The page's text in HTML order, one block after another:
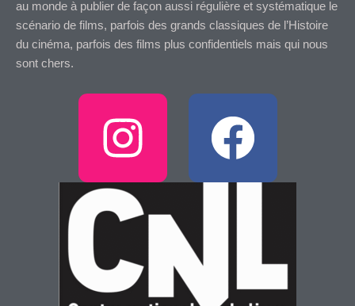
au monde à publier de façon aussi régulière et systématique le
scénario de films, parfois des grands classiques de l’Histoire
du cinéma, parfois des films plus confidentiels mais qui nous
sont chers.
I
n
s
t
a
F
a
b